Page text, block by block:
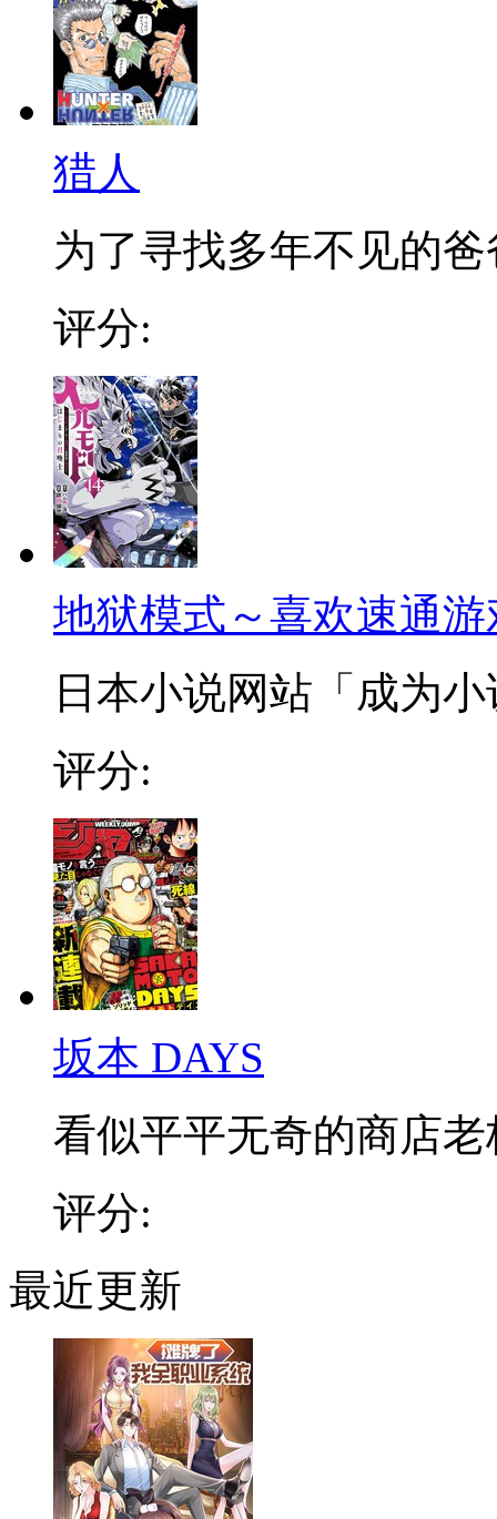
猎人
为了寻找多年不见的爸
评分:
地狱模式～喜欢速通
日本小说网站「成为
评分:
坂本 DAYS
看似平平无奇的商店老
评分:
最近更新